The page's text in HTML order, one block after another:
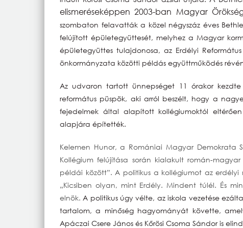
elismeréseképpen 2003-ban Magyar
szombaton felavatták a közel négyszáz éves
felújított épületegyüttesét, melyhez a Magyar
épületegyüttes tulajdonosa, az Erdélyi
önkormányzata közötti példás együttműködés
Az udvaron tartott ünnepséget 11 órakor
református püspök, aki arról beszélt, hogy a
fejedelmek által alapított kollégiumoktól
alapjára építették.
Kelemen Hunor, a Romániai Magyar Demokrata
Kollégium felújítása során kialakult román-
példái között”. A politikus a kollégiumot az
„Kicsiben olyan, mint Erdély. Mindent túlél. És
elnök. A politikus úgy vélte, az iskola vezetése
tartalom, a minőség hagyományát követte,
Apáczai Csere János és Kőrösi Csoma Sándor is